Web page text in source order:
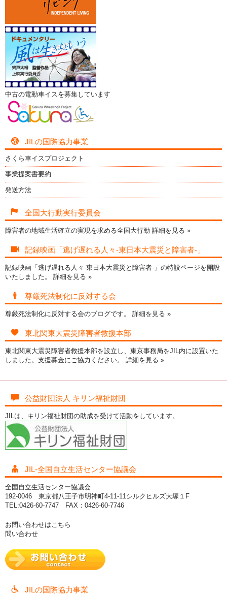
中古の電動車イスを募集しています
JILの国際協力事業
さくら車イスプロジェクト
事業提案書要約
発送方法
全国大行動実行委員会
障害者の地域生活確立の実現を求める全国大行動 詳細を見る »
記録映画「逃げ遅れる人々-東日本大震災と障害者-」
記録映画「逃げ遅れる人々-東日本大震災と障害者-」の特設ページを開設
いたしました。 詳細を見る »
尊厳死法制化に反対する会
尊厳死法制化に反対する会のブログです。 詳細を見る »
東北関東大震災障害者救援本部
東北関東大震災障害者救援本部を設立し、東京事務局をJIL内に設置いた
しました。支援募金にご協力ください。 詳細を見る »
公益財団法人 キリン福祉財団
JILは、キリン福祉財団の助成を受けて活動をしています。
JIL-全国自立生活センター協議会
全国自立生活センター協議会
192-0046 東京都八王子市明神町4-11-11シルクヒルズ大塚１F
TEL:0426-60-7747 FAX：0426-60-7746
お問い合わせはこちら
問い合わせ
JILの国際協力事業